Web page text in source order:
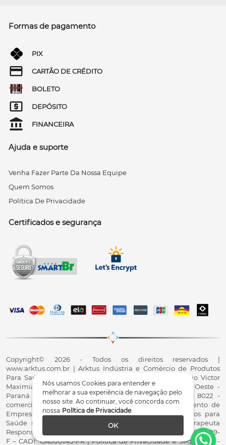
Nós usamos Cookies para entender e
melhorar a sua experiência de navegação pelo
nosso site. Ao continuar, você concorda com
nossa Política de Privacidade.
OK
Formas de pagamento
PIX
CARTÃO DE CRÉDITO
BOLETO
DEPÓSITO
FINANCEIRA
Ajuda e suporte
Venha Fazer Parte Da Nossa Equipe
Quem Somos
Política De Privacidade
Certificados e segurança
Copyright© 2026 - Todos os direitos reservados |
www.arktus.com.br | Arktus Indústria e Comércio de Produtos
Para Saúde Ltda | CNPJ: 01.417.367/0001-78 | R. Antônio Victor
Maximiano, 107, Parque Industrial II, Santa Tereza do Oeste -
Paraná - CEP 85825-900 - Fale conosco: 0800 200 8022 -
comercial@arktus.com.br | Autorização de Funcionamento de
Empresa - AFE/ANVISA - Para Fabricação de Produtos para
Saúde (Correlatos): 8.02.844-5 (UX418X102741) - Fisioterapeuta
Responsável Técnico Dr. Alex Fernando Zani - Crefito8(PR): 8409-
F – CADI: CA000145-PR | Política de Privacidade e Segurança -